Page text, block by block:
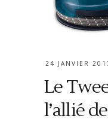
24 JANVIER
Le
l’allié